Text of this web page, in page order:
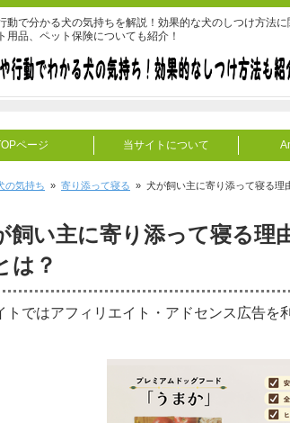
動で分かる犬の気持ちを解説！効果的な犬のしつけ方法
用品、ペット保険についても紹介！
ページ 当サイトについて
の気持ち » 寄り添って寝る » 犬が飼い主に寄り添って寝る理
飼い主に寄り添って寝る理
は？
ではアフィリエイト・アドセンス広告を